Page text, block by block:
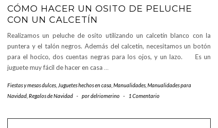
CÓMO HACER UN OSITO DE PELUCHE
CON UN CALCETÍN
Realizamos un peluche de osito utilizando un calcetín blanco con la
puntera y el talón negros. Además del calcetín, necesitamos un botón
para el hocico, dos cuentas negras para los ojos, y un lazo. Es un
juguete muy fácil de hacer en casa …
Fiestas y mesas dulces Juguetes hechos en casa Manualidades Manualidades para
Navidad Regalos de Navidad - pordelriomerino - 1 Comentario